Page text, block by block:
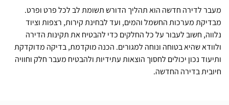
מעבר לדירה חדשה הוא תהליך הדורש תשומת לב לכל פרט ופרט.
מבדיקת מערכות החשמל והמים, ועד לבחינת קירות, רצפות וציוד
נלווה, חשוב לעבור על כל החלקים כדי להבטיח את תקינות הדירה
ולוודא שהיא בטוחה ונוחה למגורים. הכנה מוקדמת, בדיקה מדוקדקת
ותיעוד נכון יכולים לחסוך הוצאות עתידיות ולהבטיח מעבר חלק וחוויה
חיובית בדירה החדשה.